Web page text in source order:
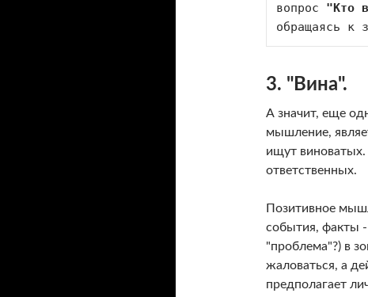
вопрос "Кто
обращаясь к
3. "Вина".
А значит, еще
мышление,
ищут виноватых.
ответственных.
Позитивное
события, факты -
"проблема"?) в
жаловаться, а
предполагает